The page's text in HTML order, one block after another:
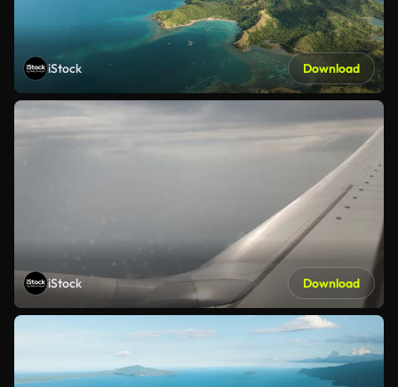
iStock Download
iStock Download